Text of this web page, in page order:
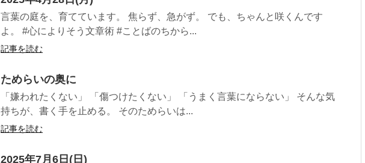
言葉の庭を、育てています。 焦らず、急がず。 でも、ちゃんと咲くんです
よ。 #心によりそう文章術 #ことばのちから...
記事を読む
ためらいの奥に
「嫌われたくない」 「傷つけたくない」 「うまく言葉にならない」 そんな気
持ちが、書く手を止める。 そのためらいは...
記事を読む
2025年7月6日(日)